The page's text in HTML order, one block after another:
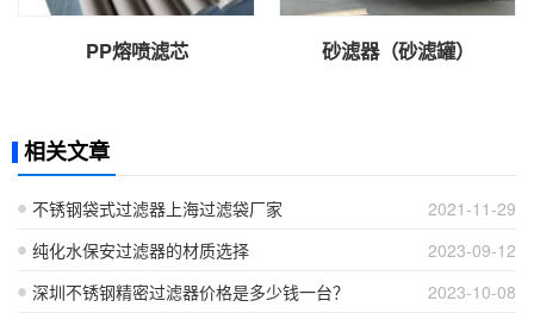
PP熔喷滤芯 砂滤器（砂滤罐）
相关文章
2021-11-29
不锈钢袋式过滤器上海过滤袋厂家
2023-09-12
纯化水保安过滤器的材质选择
2023-10-08
深圳不锈钢精密过滤器价格是多少钱一台？